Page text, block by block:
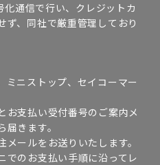
通信で行い、クレジットカ
ず、同社で厳重管理しており
ミニストップ、セイコーマー
お支払い受付番号のご案内メ
きます。
ールをお送りいたします。
でのお支払い手順に沿ってレ